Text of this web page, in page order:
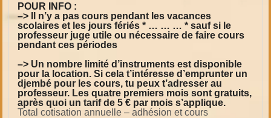
POUR INFO :
–> Il n’y a pas cours pendant les vacances
scolaires et les jours fériés * … … … * sauf si le
professeur juge utile ou nécessaire de faire cours
pendant ces périodes
–> Un nombre limité d’instruments est disponible
pour la location. Si cela t’intéresse d’emprunter un
djembé pour les cours, tu peux t’adresser au
professeur. Les quatre premiers mois sont gratuits,
après quoi un tarif de 5 € par mois s’applique.
Total cotisation annuelle – adhésion et cours